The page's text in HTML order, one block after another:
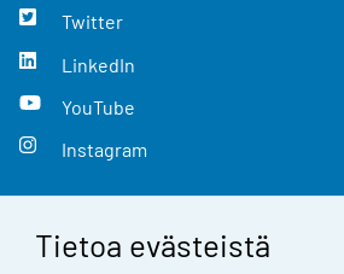
Tietoa evästeistä
Twitter
LinkedIn
YouTube
Instagram
Yhteystiedot